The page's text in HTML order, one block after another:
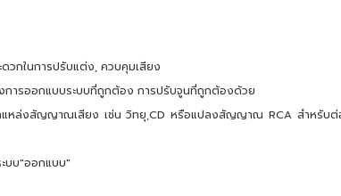
ดวกในการปรับแต่ง, ควบคุมเสียง
ารออกแบบระบบที่ถูกต้อง การปรับจูนที่ถูกต้องด้วย
แหล่งสัญญาณเสียง เช่น วิทยุ,CD หรือแปลงสัญญาณ RCA สำหรั
บบ"ออกแบบ"